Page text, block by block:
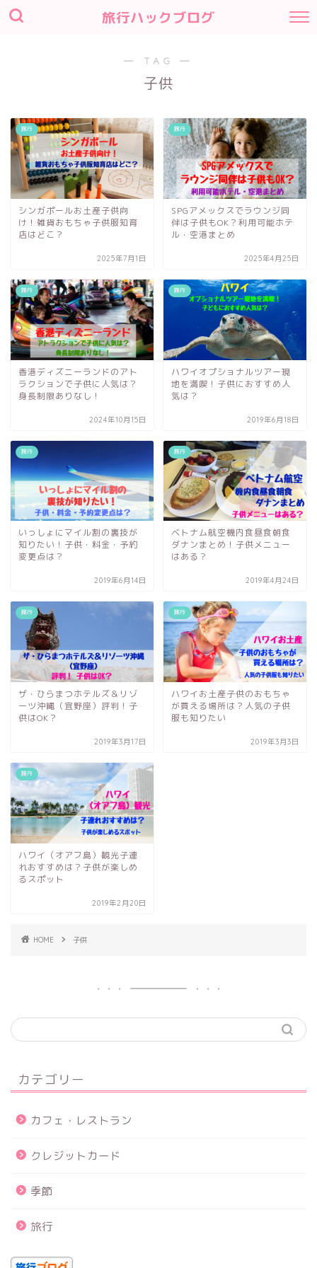
旅行ハックブログ
― TAG ―
子供
旅行
シンガポールお土産子供向
け！雑貨おもちゃ子供服知育
店はどこ？
2025年7月1日
旅行
SPGアメックスでラウンジ同
伴は子供もOK？利用可能ホテ
ル・空港まとめ
2025年4月25日
旅行
香港ディズニーランドのアト
ラクションで子供に人気は？
身長制限ありなし！
2024年10月15日
旅行
ハワイオプショナルツアー現
地を満喫！子供におすすめ人
気は？
2019年6月18日
旅行
いっしょにマイル割の裏技が
知りたい！子供・料金・予約
変更点は？
2019年6月14日
旅行
ベトナム航空機内食昼食朝食
ダナンまとめ！子供メニュー
はある？
2019年4月24日
旅行
ザ・ひらまつホテルズ＆リゾ
ーツ沖縄（宜野座）評判！子
供はOK？
2019年3月17日
旅行
ハワイお土産子供のおもちゃ
が買える場所は？人気の子供
服も知りたい
2019年3月3日
旅行
ハワイ（オアフ島）観光子連
れおすすめは？子供が楽しめ
るスポット
2019年2月20日
HOME 子供
カテゴリー
カフェ・レストラン
クレジットカード
季節
旅行